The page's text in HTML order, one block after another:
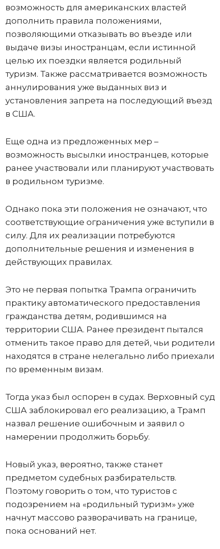
возможность для американских властей
дополнить правила положениями,
позволяющими отказывать во въезде или
выдаче визы иностранцам, если истинной
целью их поездки является родильный
туризм. Также рассматривается возможность
аннулирования уже выданных виз и
установления запрета на последующий въезд
в США.
Еще одна из предложенных мер –
возможность высылки иностранцев, которые
ранее участвовали или планируют участвовать
в родильном туризме.
Однако пока эти положения не означают, что
соответствующие ограничения уже вступили в
силу. Для их реализации потребуются
дополнительные решения и изменения в
действующих правилах.
Это не первая попытка Трампа ограничить
практику автоматического предоставления
гражданства детям, родившимся на
территории США. Ранее президент пытался
отменить такое право для детей, чьи родители
находятся в стране нелегально либо приехали
по временным визам.
Тогда указ был оспорен в судах. Верховный суд
США заблокировал его реализацию, а Трамп
назвал решение ошибочным и заявил о
намерении продолжить борьбу.
Новый указ, вероятно, также станет
предметом судебных разбирательств.
Поэтому говорить о том, что туристов с
подозрением на «родильный туризм» уже
начнут массово разворачивать на границе,
пока оснований нет.